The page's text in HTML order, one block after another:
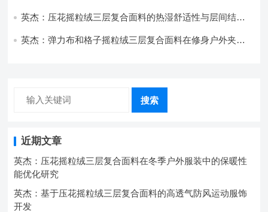
英杰：压花摇粒绒三层复合面料的热湿舒适性与层间结合
英杰：弹力布和格子摇粒绒三层复合面料在修身户外夹克
搜索
近期文章
英杰：压花摇粒绒三层复合面料在冬季户外服装中的保暖性
能优化研究
英杰：基于压花摇粒绒三层复合面料的高透气防风运动服饰
开发